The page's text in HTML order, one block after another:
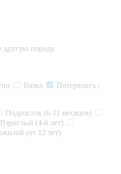
другую породу
Вязка
Потерялись /
Подросток (6-11 месяцев)
Взрослый (4-6 лет)
(от 12 лет)